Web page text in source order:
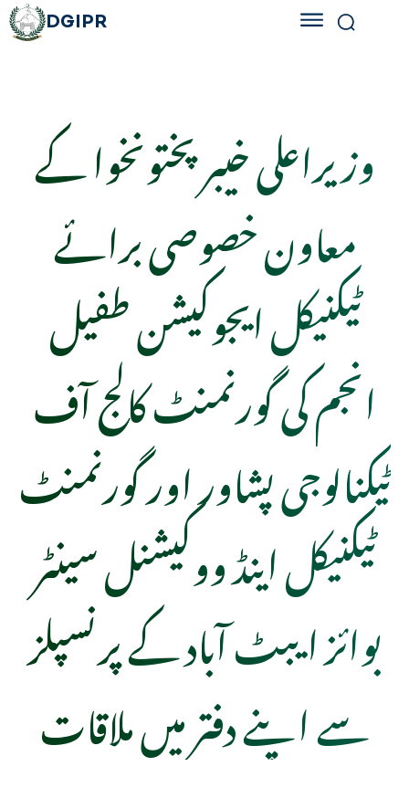
DGIPR
وزیراعلی خیبرپختونخوا کے
معاون خصوصی برائے
ٹیکنیکل ایجوکیشن طفیل
انجم کی گورنمنٹ کالج آف
ٹیکنالوجی پشاور اور گورنمنٹ
ٹیکنیکل اینڈ ووکیشنل سینٹر
بوائز ایبٹ آباد کے پرنسپلز
سے اپنے دفتر میں ملاقات